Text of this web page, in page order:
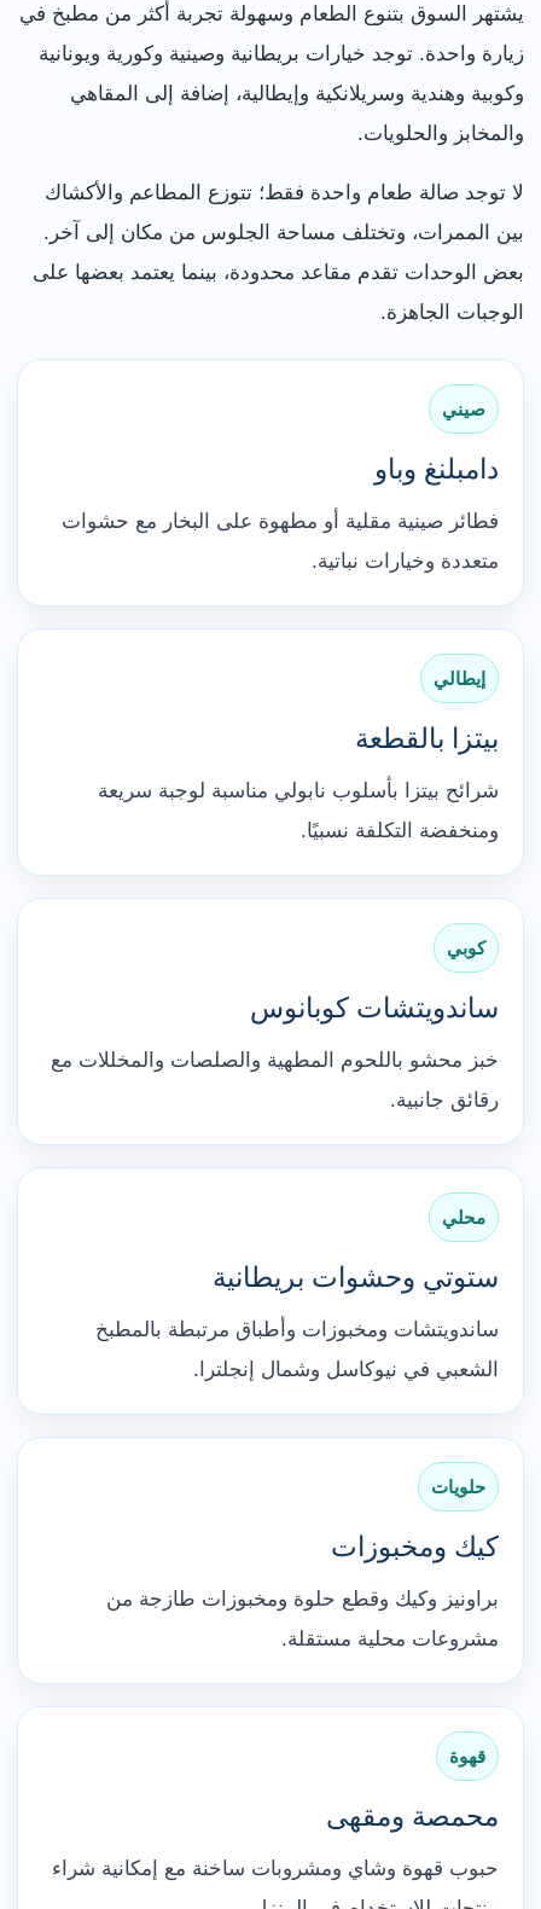
يشتهر السوق بتنوع الطعام وسهولة تجربة أكثر من مطبخ في
زيارة واحدة. توجد خيارات بريطانية وصينية وكورية ويونانية
وكوبية وهندية وسريلانكية وإيطالية، إضافة إلى المقاهي
والمخابز والحلويات.
لا توجد صالة طعام واحدة فقط؛ تتوزع المطاعم والأكشاك
بين الممرات، وتختلف مساحة الجلوس من مكان إلى آخر.
بعض الوحدات تقدم مقاعد محدودة، بينما يعتمد بعضها على
الوجبات الجاهزة.
صيني
دامبلنغ وباو
فطائر صينية مقلية أو مطهوة على البخار مع حشوات
متعددة وخيارات نباتية.
إيطالي
بيتزا بالقطعة
شرائح بيتزا بأسلوب نابولي مناسبة لوجبة سريعة
ومنخفضة التكلفة نسبيًا.
كوبي
ساندويتشات كوبانوس
خبز محشو باللحوم المطهية والصلصات والمخللات مع
رقائق جانبية.
محلي
ستوتي وحشوات بريطانية
ساندويتشات ومخبوزات وأطباق مرتبطة بالمطبخ
الشعبي في نيوكاسل وشمال إنجلترا.
حلويات
كيك ومخبوزات
براونيز وكيك وقطع حلوة ومخبوزات طازجة من
مشروعات محلية مستقلة.
قهوة
محمصة ومقهى
حبوب قهوة وشاي ومشروبات ساخنة مع إمكانية شراء